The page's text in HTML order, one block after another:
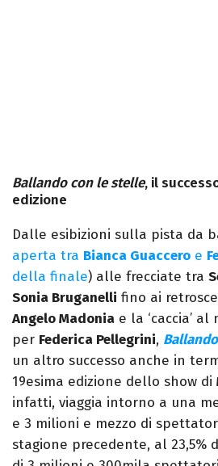
Ballando con le stelle, il
edizione
Dalle esibizioni sulla pista da
aperta tra Bianca Guaccero e
della finale) alle frecciate tra
Sonia Bruganelli fino ai
Angelo Madonia e la ‘caccia’
per Federica Pellegrini,
un altro successo anche in
19esima edizione dello show di
infatti, viaggia intorno a una
e 3 milioni e mezzo di
stagione precedente, al 23,5%